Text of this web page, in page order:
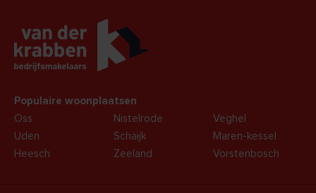
Populaire woonplaatsen
Oss
Uden
Heesch
Nistelrode
Schaijk
Zeeland
Veghel
Maren-kessel
Vorstenbosch